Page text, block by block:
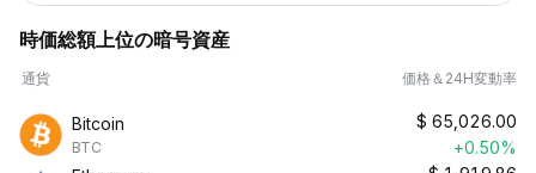
時価総額上位の暗号資産
通貨 価格＆24H変動率
Bitcoin
BTC
$ 65,026.00
+0.50%